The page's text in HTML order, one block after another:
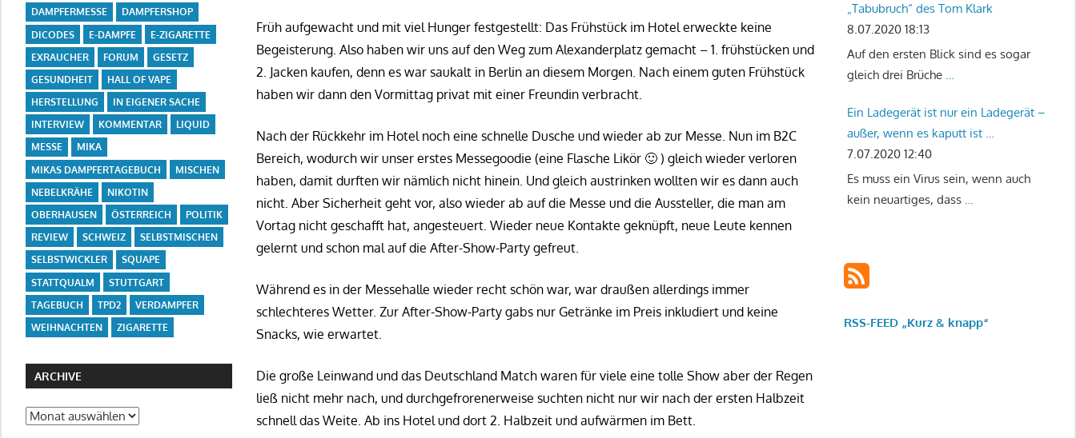
Früh aufgewacht und mit viel Hunger festgestellt: Das Frühstück im Hotel erweckte keine
Begeisterung. Also haben wir uns auf den Weg zum Alexanderplatz gemacht – 1. frühstücken und
2. Jacken kaufen, denn es war saukalt in Berlin an diesem Morgen. Nach einem guten Frühstück
haben wir dann den Vormittag privat mit einer Freundin verbracht.
Nach der Rückkehr im Hotel noch eine schnelle Dusche und wieder ab zur Messe. Nun im B2C
Bereich, wodurch wir unser erstes Messegoodie (eine Flasche Likör 🙂 ) gleich wieder verloren
haben, damit durften wir nämlich nicht hinein. Und gleich austrinken wollten wir es dann auch
nicht. Aber Sicherheit geht vor, also wieder ab auf die Messe und die Aussteller, die man am
Vortag nicht geschafft hat, angesteuert. Wieder neue Kontakte geknüpft, neue Leute kennen
gelernt und schon mal auf die After-Show-Party gefreut.
Während es in der Messehalle wieder recht schön war, war draußen allerdings immer
schlechteres Wetter. Zur After-Show-Party gabs nur Getränke im Preis inkludiert und keine
Snacks, wie erwartet.
Die große Leinwand und das Deutschland Match waren für viele eine tolle Show aber der Regen
ließ nicht mehr nach, und durchgefrorenerweise suchten nicht nur wir nach der ersten Halbzeit
schnell das Weite. Ab ins Hotel und dort 2. Halbzeit und aufwärmen im Bett.
DAMPFERMESSE
DAMPFERSHOP
DICODES
E-DAMPFE
E-ZIGARETTE
EXRAUCHER
FORUM
GESETZ
GESUNDHEIT
HALL OF VAPE
HERSTELLUNG
IN EIGENER SACHE
INTERVIEW
KOMMENTAR
LIQUID
MESSE
MIKA
MIKAS DAMPFERTAGEBUCH
MISCHEN
NEBELKRÄHE
NIKOTIN
OBERHAUSEN
ÖSTERREICH
POLITIK
REVIEW
SCHWEIZ
SELBSTMISCHEN
SELBSTWICKLER
SQUAPE
STATTQUALM
STUTTGART
TAGEBUCH
TPD2
VERDAMPFER
WEIHNACHTEN
ZIGARETTE
ARCHIVE
Archive
„Tabubruch“ des Tom Klark
8.07.2020 18:13
Auf den ersten Blick sind es sogar
gleich drei Brüche …
Ein Ladegerät ist nur ein Ladegerät –
außer, wenn es kaputt ist …
7.07.2020 12:40
Es muss ein Virus sein, wenn auch
kein neuartiges, dass …
RSS-FEED „Kurz & knapp“